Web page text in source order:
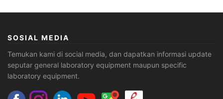
SOSIAL MEDIA
Temukan kami di social media, dan dapatkan informasi update
seputar general laboratory equipment maupun specific
laboratory equipment.